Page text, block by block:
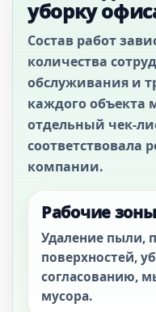
уборку
Состав работ
количества
обслуживания и
каждого объекта
отдельный чек-
соответствовала
компании.
Рабочие зоны
Удаление пыли,
поверхностей,
согласованию,
мусора.